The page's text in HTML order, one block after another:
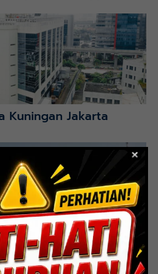
(MHKN), Kuningan, Jakarta
Selatan.
Kuningan Jakarta
Stadium (FIBA)
Senayan